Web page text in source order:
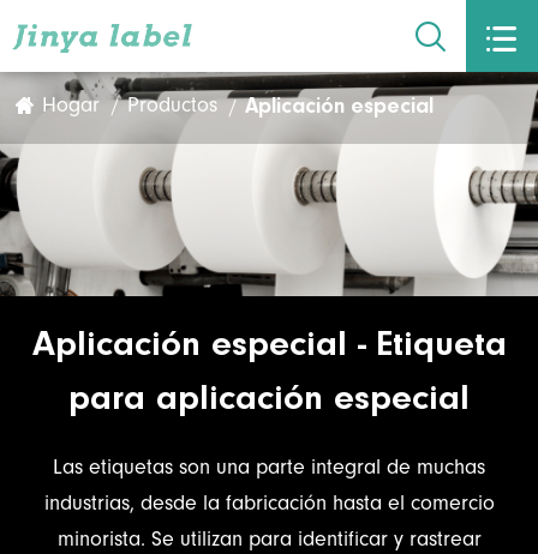
 
Hogar Productos Aplicación especial
Aplicación especial - Etiqueta
para aplicación especial
Las etiquetas son una parte integral de muchas
industrias, desde la fabricación hasta el comercio
minorista. Se utilizan para identificar y rastrear